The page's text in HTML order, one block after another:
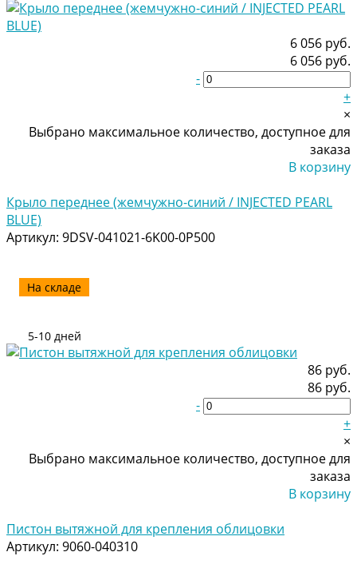
6 056 руб.
6 056 руб.
-
+
×
Выбрано максимальное количество, доступное для
заказа
В корзину
Крыло переднее (жемчужно-синий / INJECTED PEARL
BLUE)
Артикул: 9DSV-041021-6K00-0P500
На складе
5-10 дней
86 руб.
86 руб.
-
+
×
Выбрано максимальное количество, доступное для
заказа
В корзину
Пистон вытяжной для крепления облицовки
Артикул: 9060-040310